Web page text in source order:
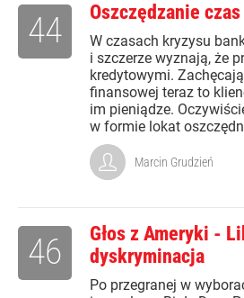
Oszczędzanie
W czasach kryzysu
i szczerze wyznają, że
kredytowymi.
finansowej teraz to
im pieniądze.
w formie lokat
44
Marcin Grudzień
Głos z Ameryki -
dyskryminacja
Po przegranej w
46